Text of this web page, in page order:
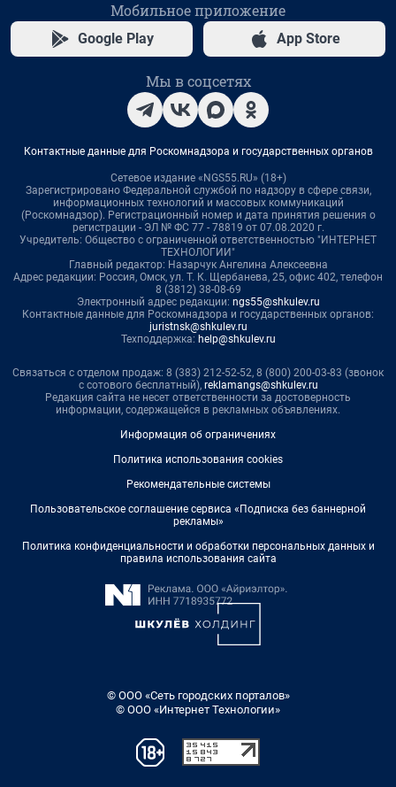
Мобильное приложение
Google Play App Store
Мы в соцсетях
Контактные данные для Роскомнадзора и государственных органов
Сетевое издание «NGS55.RU» (18+)
Зарегистрировано Федеральной службой по надзору в сфере связи,
информационных технологий и массовых коммуникаций
(Роскомнадзор). Регистрационный номер и дата принятия решения о
регистрации - ЭЛ № ФС 77 - 78819 от 07.08.2020 г.
Учредитель: Общество с ограниченной ответственностью "ИНТЕРНЕТ
ТЕХНОЛОГИИ"
Главный редактор: Назарчук Ангелина Алексеевна
Адрес редакции: Россия, Омск, ул. Т. К. Щербанева, 25, офис 402, телефон
8 (3812) 38-08-69
Электронный адрес редакции: ngs55@shkulev.ru
Контактные данные для Роскомнадзора и государственных органов:
juristnsk@shkulev.ru
Техподдержка: help@shkulev.ru
Связаться с отделом продаж: 8 (383) 212-52-52, 8 (800) 200-03-83 (звонок
с сотового бесплатный), reklamangs@shkulev.ru
Редакция сайта не несет ответственности за достоверность
информации, содержащейся в рекламных объявлениях.
Информация об ограничениях
Политика использования cookies
Рекомендательные системы
Пользовательское соглашение сервиса «Подписка без баннерной
рекламы»
Политика конфиденциальности и обработки персональных данных и
правила использования сайта
© ООО «Сеть городских порталов»
© ООО «Интернет Технологии»